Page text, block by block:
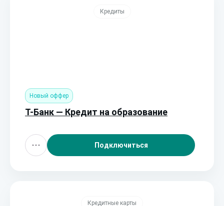
Кредиты
Новый оффер
Т-Банк — Кредит на образование
Подключиться
Кредитные карты